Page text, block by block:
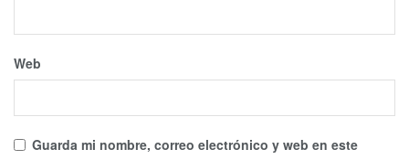
Web
Guarda mi nombre, correo electrónico y web en este